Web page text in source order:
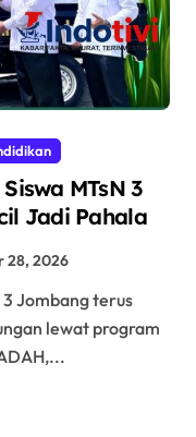
MTsN 3
Jadi Pahala
28, 2026
lewat program